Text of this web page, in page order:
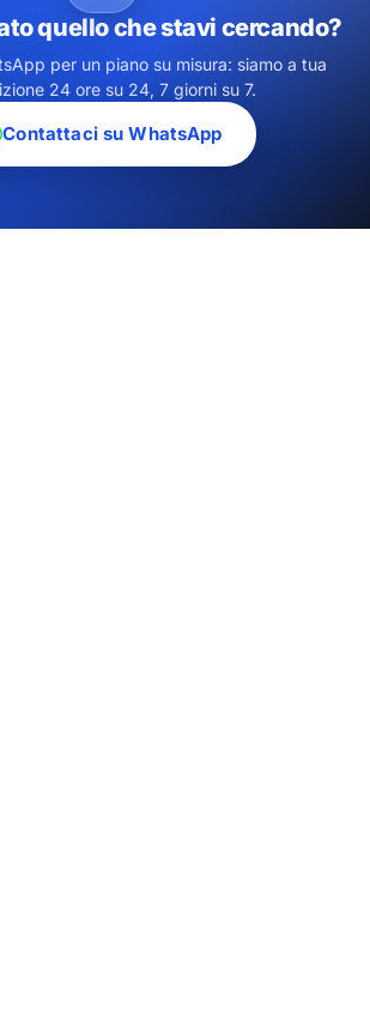
quello che stavi cercando?
per un piano su misura: siamo a tua
24 ore su 24, 7 giorni su 7.
Contattaci su WhatsApp